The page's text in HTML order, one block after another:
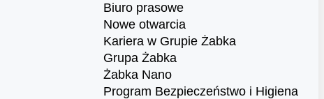
Biuro prasowe
Nowe otwarcia
Kariera w Grupie Żabka
Grupa Żabka
Żabka Nano
Program Bezpieczeństwo i Higiena